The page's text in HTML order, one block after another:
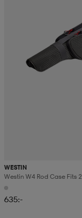
WESTIN
Westin W4 Rod Case Fits
635:-